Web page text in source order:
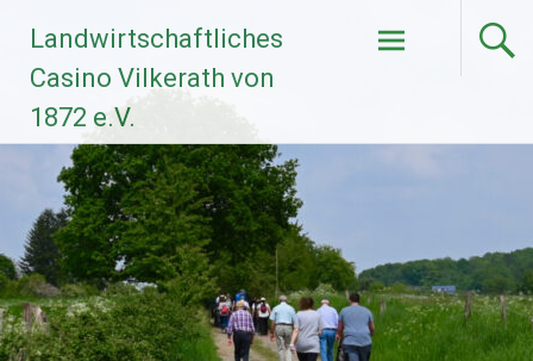
Inhalt
springen
Landwirtschaftliches
Casino Vilkerath von
1872 e.V.